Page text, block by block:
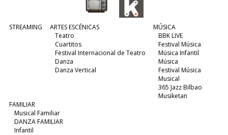
STREAMING
ARTES ESCÉNICAS
Teatro
Cuartitos
Festival Internacional de Teatro
Danza
Danza Vertical
MÚSICA
BBK LIVE
Festival Música
Música Infantil
Música
Festival Música
Musical
365 Jazz Bilbao
Musiketan
FAMILIAR
Musical Familiar
DANZA FAMILIAR
Infantil